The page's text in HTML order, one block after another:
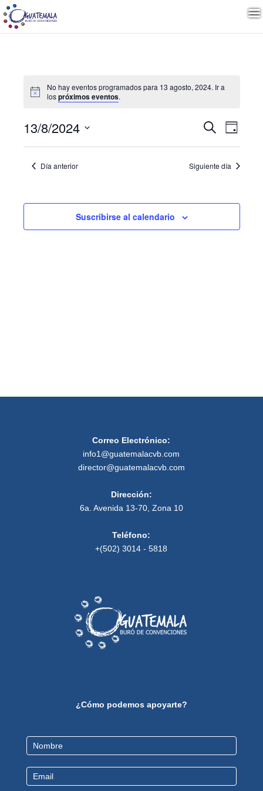
No hay eventos programados para 13 agosto, 2024. Ir a
lospróximos eventos.
de
y
Buscar
de
vistas
de
Día
13/8/2024
Día anterior Siguiente día
Suscribirse al calendario
Correo Electrónico:
info1@guatemalacvb.com
director@guatemalacvb.com
Dirección:
6a. Avenida 13-70, Zona 10
Teléfono:
+(502) 3014 - 5818
¿Cómo podemos apoyarte?
Contact
Us